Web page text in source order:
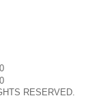
RESERVED.